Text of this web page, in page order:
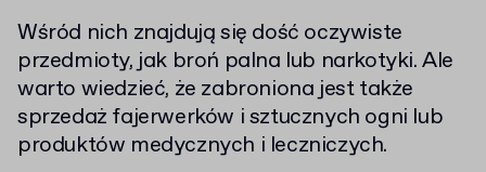
Wśród nich znajdują się dość oczywiste
przedmioty, jak broń palna lub narkotyki. Ale
warto wiedzieć, że zabroniona jest także
sprzedaż fajerwerków i sztucznych ogni lub
produktów medycznych i leczniczych.